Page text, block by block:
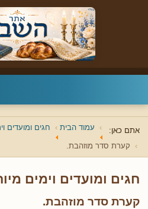
אתם כאן: עמוד הבית חגים ומועדים
קערת סדר מוזהבת.
חגים ומועדים וימים
קערת סדר מוזהבת.